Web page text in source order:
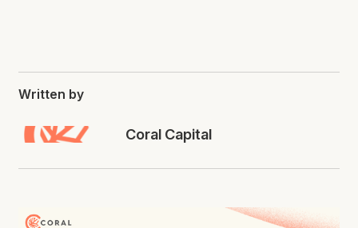
Written by
Coral Capital